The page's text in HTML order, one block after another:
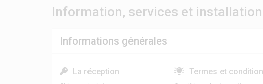
Information, services et
Informations générales
La réception Termes et